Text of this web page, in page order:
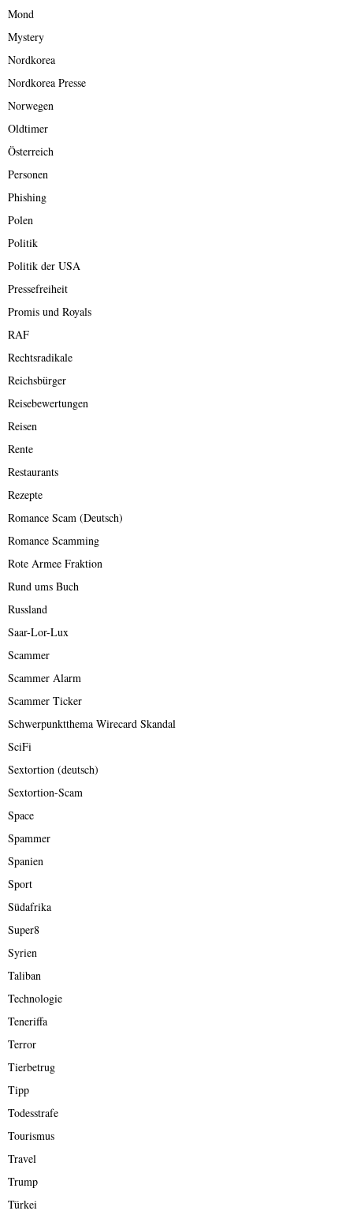
Mond
Mystery
Nordkorea
Nordkorea Presse
Norwegen
Oldtimer
Österreich
Personen
Phishing
Polen
Politik
Politik der USA
Pressefreiheit
Promis und Royals
RAF
Rechtsradikale
Reichsbürger
Reisebewertungen
Reisen
Rente
Restaurants
Rezepte
Romance Scam (Deutsch)
Romance Scamming
Rote Armee Fraktion
Rund ums Buch
Russland
Saar-Lor-Lux
Scammer
Scammer Alarm
Scammer Ticker
Schwerpunktthema Wirecard Skandal
SciFi
Sextortion (deutsch)
Sextortion-Scam
Space
Spammer
Spanien
Sport
Südafrika
Super8
Syrien
Taliban
Technologie
Teneriffa
Terror
Tierbetrug
Tipp
Todesstrafe
Tourismus
Travel
Trump
Türkei